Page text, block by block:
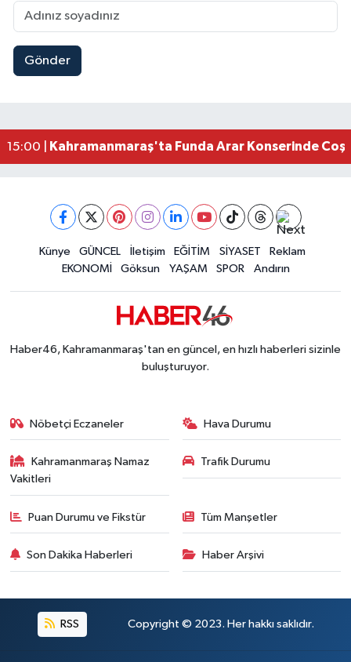
Gönder
23:59 |Kahramanmaraş Elbistan’da İdris Altun Taziye
15:00 |
Kahramanmaraş'ta Funda Arar Konserinde
11:18 |Kahramanmaraş Depreminin Etkisi Bitmedi?
Gaziantep Nurdağı'nda 4.5 Büyüklüğünde
Künye GÜNCEL İletişim EĞİTİM SİYASET
Reklam
EKONOMİ
Göksun YAŞAM SPOR Andırın
Haber46, Kahramanmaraş'tan en güncel, en hızlı haberleri sizinle
buluşturuyor.
Nöbetçi Eczaneler Hava Durumu
Kahramanmaraş Namaz
Vakitleri
Trafik Durumu
Puan Durumu ve Fikstür Tüm Manşetler
Son Dakika Haberleri Haber Arşivi
RSS Copyright © 2023. Her hakkı saklıdır.